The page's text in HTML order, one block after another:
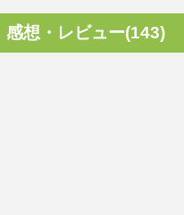
感想・レビュー(143)